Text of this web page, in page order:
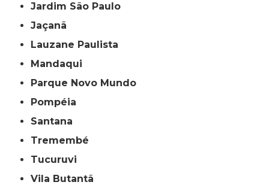
Jardim São Paulo
Jaçanã
Lauzane Paulista
Mandaqui
Parque Novo Mundo
Pompéia
Santana
Tremembé
Tucuruvi
Vila Butantã